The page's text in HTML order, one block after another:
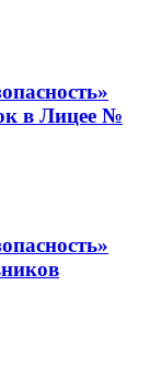
в Лицее №